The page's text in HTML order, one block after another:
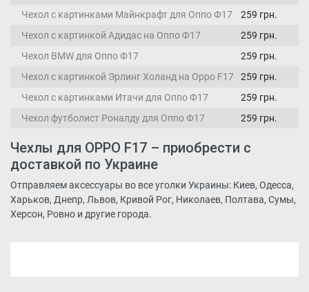
Чехол с картинками Майнкрафт для Оппо Ф17
259 грн.
Чехол с картинкой Адидас на Оппо Ф17
259 грн.
Чехол BMW для Оппо Ф17
259 грн.
Чехол с картинкой Эрлинг Холанд на Oppo F17
259 грн.
Чехол с картинками Итачи для Оппо Ф17
259 грн.
Чехол футболист Роналду для Оппо Ф17
259 грн.
Чехлы для OPPO F17 – приобрести с
доставкой по Украине
Отправляем аксессуары во все уголки Украины: Киев, Одесса,
Харьков, Днепр, Львов, Кривой Рог, Николаев, Полтава, Сумы,
Херсон, Ровно и другие города.